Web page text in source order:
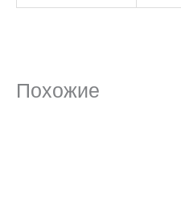
Похожие